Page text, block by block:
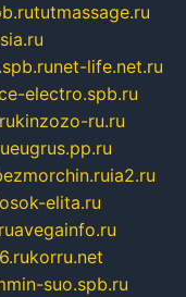
tutmassage.ru
net-life.net.ru
electro.spb.ru
kinzozo-ru.ru
eugrus.pp.ru
ia2.ru
elita.ru
avegainfo.ru
korru.net
suo.spb.ru